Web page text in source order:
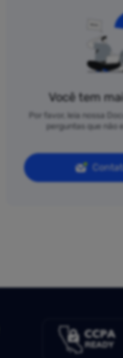
Você tem
Por favor, leia nossa
perguntas que não